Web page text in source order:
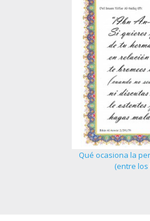
Qué ocasiona la
(entre